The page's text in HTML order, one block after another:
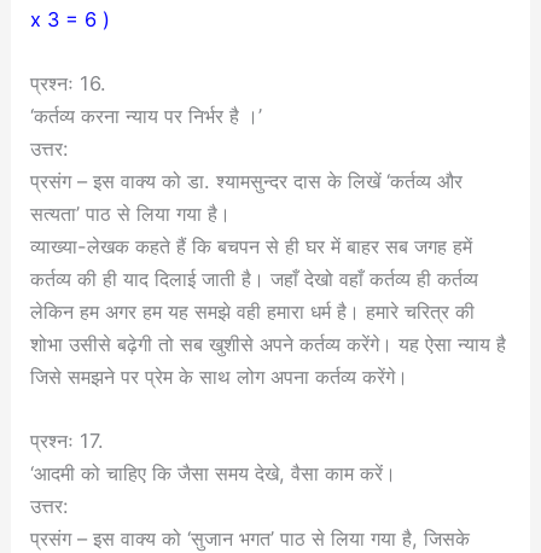
x 3 = 6 )
प्रश्नः 16.
‘कर्तव्य करना न्याय पर निर्भर है ।’
उत्तर:
प्रसंग – इस वाक्य को डा. श्यामसुन्दर दास के लिखें ‘कर्तव्य और
सत्यता’ पाठ से लिया गया है।
व्याख्या-लेखक कहते हैं कि बचपन से ही घर में बाहर सब जगह हमें
कर्तव्य की ही याद दिलाई जाती है। जहाँ देखो वहाँ कर्तव्य ही कर्तव्य
लेकिन हम अगर हम यह समझे वही हमारा धर्म है। हमारे चरित्र की
शोभा उसीसे बढ़ेगी तो सब खुशीसे अपने कर्तव्य करेंगे। यह ऐसा न्याय है
जिसे समझने पर प्रेम के साथ लोग अपना कर्तव्य करेंगे।
प्रश्नः 17.
‘आदमी को चाहिए कि जैसा समय देखे, वैसा काम करें।
उत्तर:
प्रसंग – इस वाक्य को ‘सुजान भगत’ पाठ से लिया गया है, जिसके